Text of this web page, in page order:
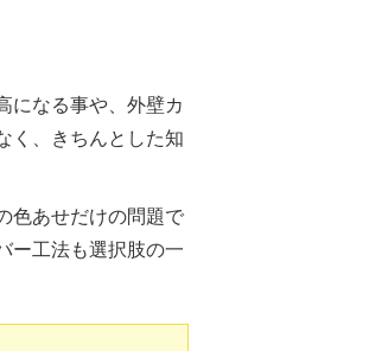
になる事や、外壁カ
く、きちんとした知
色あせだけの問題で
ー工法も選択肢の一